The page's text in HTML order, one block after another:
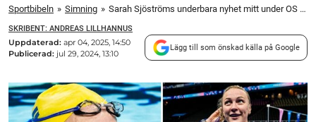
Sportbibeln » Simning » Sarah Sjöströms underbara nyhet mitt under OS – ger nu beskedet som hela svenska folket väntat på
SKRIBENT: ANDREAS LILLHANNUS
Uppdaterad: apr 04, 2025, 14:50
Publicerad: jul 29, 2024, 13:10
Lägg till som önskad källa på Google